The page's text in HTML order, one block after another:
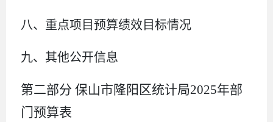
八、重点项目预算绩效目标情况
九、其他公开信息
第二部分 保山市隆阳区统计局2025年部
门预算表